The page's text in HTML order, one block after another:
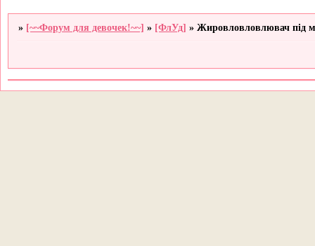
» [~~Форум для девочек!~~] » [ФлУд] »Жировловловлювач під